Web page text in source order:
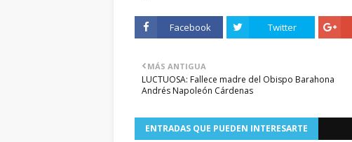
Facebook Twitter
MÁS ANTIGUA
LUCTUOSA: Fallece madre del Obispo Barahona
Andrés Napoleón Cárdenas
ENTRADAS QUE PUEDEN INTERESARTE